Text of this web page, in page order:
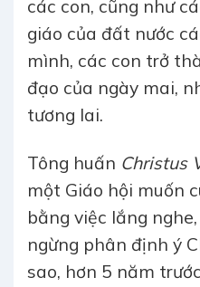
các con, cũng như
giáo của đất nước
mình, các con trở
đạo của ngày mai,
tương lai.
Tông huấn Christus
một Giáo hội muốn
bằng việc lắng
ngừng phân định ý
sao, hơn 5 năm